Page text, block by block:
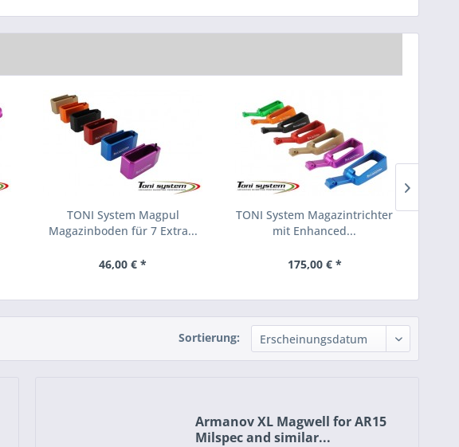
TONI System Magpul
Magazinboden für 7 Extra...
46,00 € *
TONI System Magazintrichter
mit Enhanced...
175,00 € *
Sortierung:
Armanov XL Magwell for AR15
Milspec and similar...